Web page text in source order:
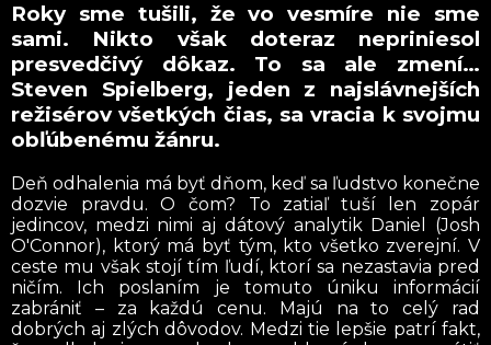
Roky sme tušili, že vo vesmíre nie sme
sami. Nikto však doteraz nepriniesol
presvedčivý dôkaz. To sa ale zmení…
Steven Spielberg, jeden z najslávnejších
režisérov všetkých čias, sa vracia k svojmu
obľúbenému žánru.
Deň odhalenia má byť dňom, keď sa ľudstvo konečne
dozvie pravdu. O čom? To zatiaľ tuší len zopár
jedincov, medzi nimi aj dátový analytik Daniel (Josh
O'Connor), ktorý má byť tým, kto všetko zverejní. V
ceste mu však stojí tím ľudí, ktorí sa nezastavia pred
ničím. Ich poslaním je tomuto úniku informácií
zabrániť – za každú cenu. Majú na to celý rad
dobrých aj zlých dôvodov. Medzi tie lepšie patrí fakt,